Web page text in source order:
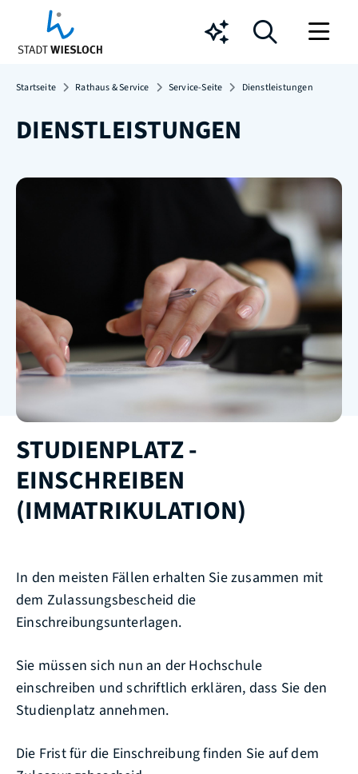
Chatbot
Startseite Rathaus & Service Service-Seite Dienstleistungen
DIENSTLEISTUNGEN
STUDIENPLATZ -
EINSCHREIBEN
(IMMATRIKULATION)
In den meisten Fällen erhalten Sie zusammen mit
dem Zulassungsbescheid die
Einschreibungsunterlagen.
Sie müssen sich nun an der Hochschule
einschreiben und schriftlich erklären, dass Sie den
Studienplatz annehmen.
Die Frist für die Einschreibung finden Sie auf dem